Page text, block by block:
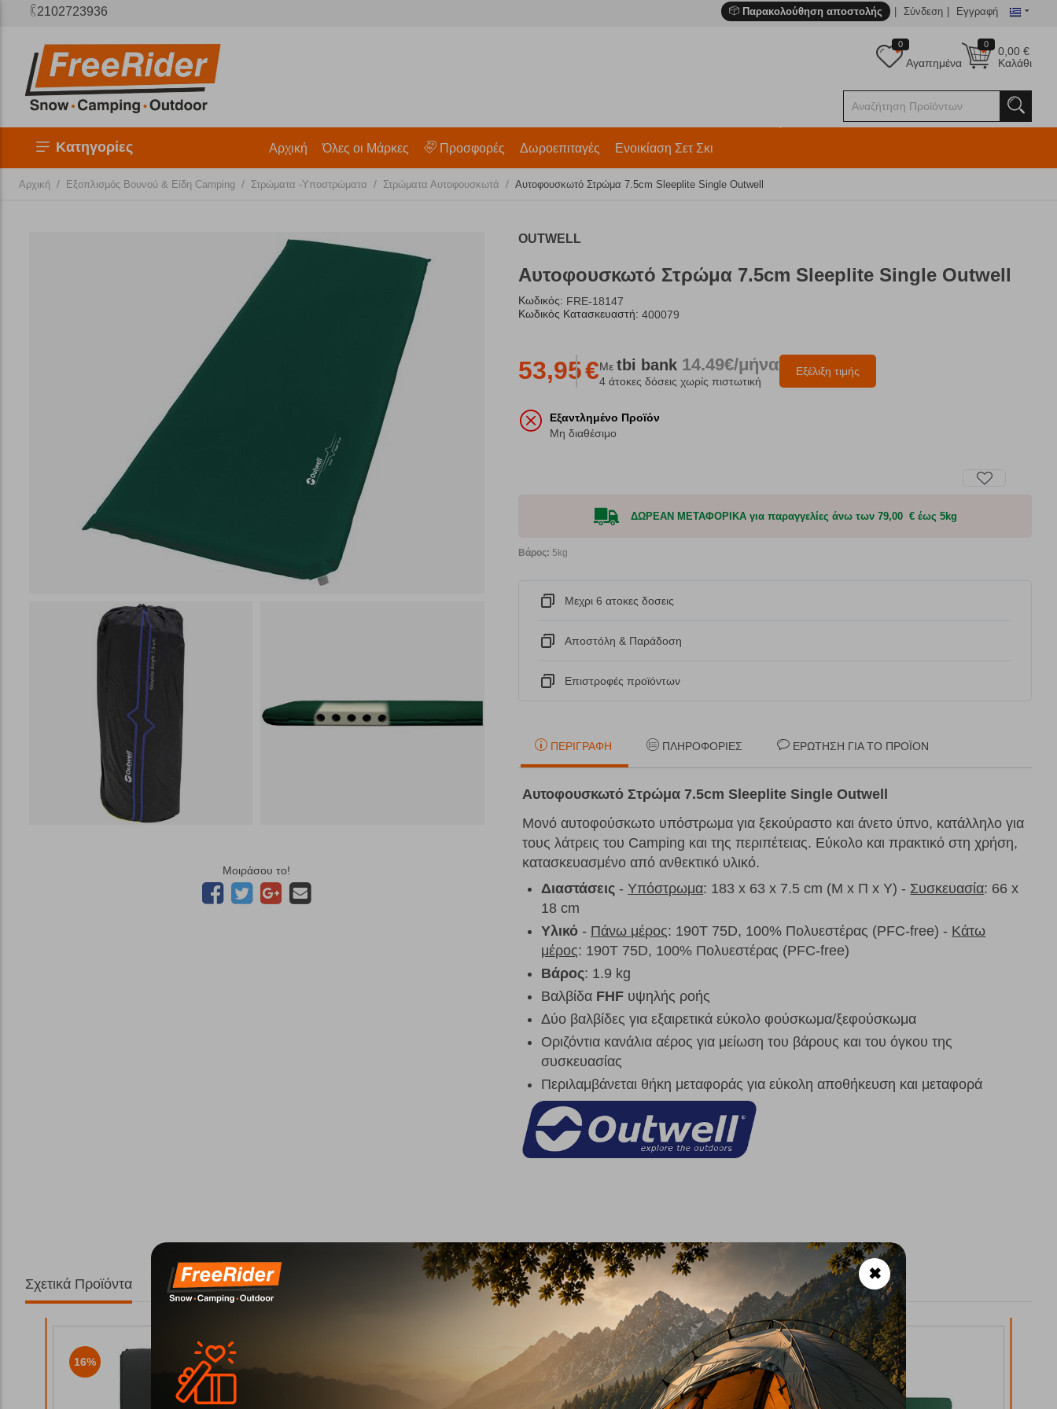
2102723936 Παρακολούθηση αποστολής Σύνδεση Εγγραφή
0
0,00€
Καλάθι
0
Αγαπημένα
Κατηγορίες Αρχική Όλες οι Μάρκες Προσφορές Δωροεπιταγές Ενοικίαση Σετ Σκι
Αρχική / Εξοπλισμός Βουνού & Είδη Camping / Στρώματα -Υποστρώματα / Στρώματα Αυτοφουσκωτά / Αυτοφουσκωτό Στρώμα 7.5cm Sleeplite Single Outwell
Μοιράσου το!
OUTWELL
Αυτοφουσκωτό Στρώμα 7.5cm Sleeplite Single Outwell
Κωδικός: FRE-18147
Κωδικός Κατασκευαστή: 400079
Εξέλιξη τιμής
53,95€Μεtbi bank 14.49€/μήνα
4 άτοκες δόσεις χωρίς πιστωτική
Εξαντλημένο Προϊόν
Μη διαθέσιμο
ΔΩΡΕΑΝ ΜΕΤΑΦΟΡΙΚΑ για παραγγελίες άνω των 79,00 € έως 5kg
Βάρος: 5kg
Μεχρι 6 ατοκες δοσεις
Αποστόλη & Παράδοση
Eπιστροφές προϊόντων
ΠΕΡΙΓΡΑΦΉ ΠΛΗΡΟΦΟΡΊΕΣ ΕΡΏΤΗΣΗ ΓΙΑ ΤΟ ΠΡΟΪΌΝ
Αυτοφουσκωτό Στρώμα 7.5cm Sleeplite Single Outwell
Μονό αυτοφούσκωτο υπόστρωμα για ξεκούραστο και άνετο ύπνο, κατάλληλο για
τους λάτρεις του Camping και της περιπέτειας. Εύκολο και πρακτικό στη χρήση,
κατασκευασμένο από ανθεκτικό υλικό.
Διαστάσεις -Υπόστρωμα: 183 x 63 x 7.5 cm (Μ x Π x Υ) - Συσκευασία: 66 x
18 cm
Υλικό - Πάνω μέρος: 190T 75D, 100% Πολυεστέρας (PFC-free) - Κάτω
μέρος: 190T 75D, 100% Πολυεστέρας (PFC-free)
Βάρος: 1.9 kg
Βαλβίδα FHF υψηλής ροής
Δύο βαλβίδες για εξαιρετικά εύκολο φούσκωμα/ξεφούσκωμα
Οριζόντια κανάλια αέρος για μείωση του βάρους και του όγκου της
συσκευασίας
Περιλαμβάνεται θήκη μεταφοράς για εύκολη αποθήκευση και μεταφορά
Σχετικά Προϊόντα
16% 14% 18%
✖